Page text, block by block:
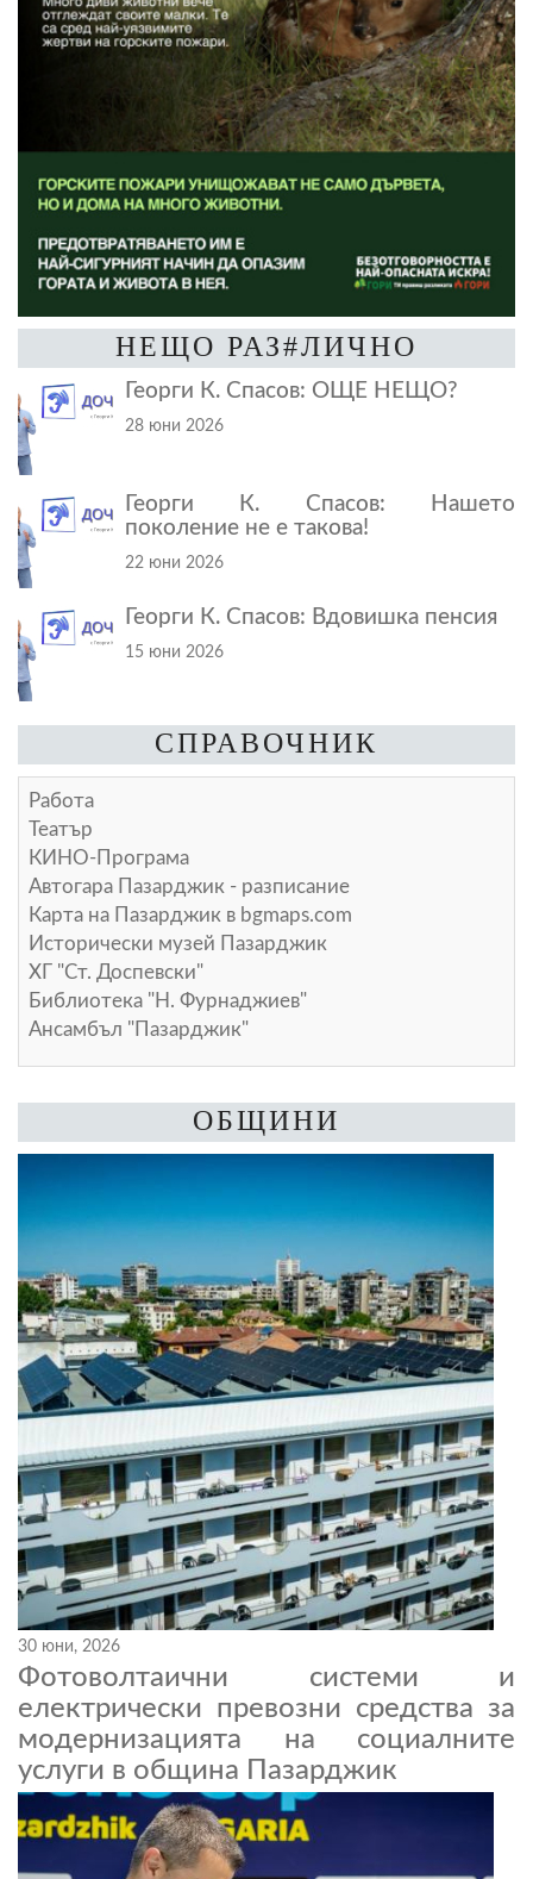
НЕЩО РАЗ#ЛИЧНО
Георги К. Спасов: ОЩЕ НЕЩО?
28 юни 2026
Георги К. Спасов: Нашето
поколение не е такова!
22 юни 2026
Георги К. Спасов: Вдовишка пенсия
15 юни 2026
СПРАВОЧНИК
Работа
Театър
КИНО-Програма
Автогара Пазарджик - разписание
Карта на Пазарджик в bgmaps.com
Исторически музей Пазарджик
ХГ "Ст. Доспевски"
Библиотека "Н. Фурнаджиев"
Ансамбъл "Пазарджик"
ОБЩИНИ
30 юни, 2026
Фотоволтаични системи и
електрически превозни средства за
модернизацията на социалните
услуги в община Пазарджик